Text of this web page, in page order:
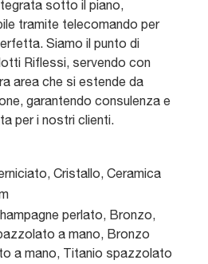
sotto il piano,
tramite telecomando per
Siamo il punto di
Riflessi, servendo con
area che si estende da
garantendo consulenza e
per i nostri clienti.
Cristallo, Ceramica
perlato, Bronzo,
a mano, Bronzo
a mano, Titanio spazzolato